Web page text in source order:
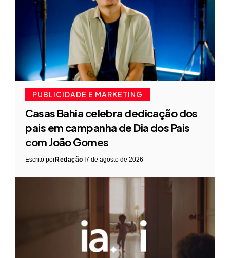
PUBLICIDADE E MARKETING
Casas Bahia celebra dedicação dos
pais em campanha de Dia dos Pais
com João Gomes
Escrito porRedação 7 de agosto de 2026